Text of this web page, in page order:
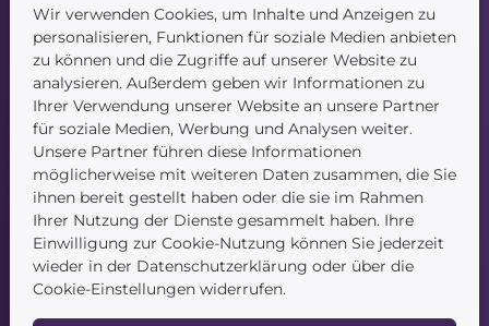
Navigation
Startseite
Blog
Kontakt
Service
Newsletter
Wir verwenden Cookies, um Inhalte und Anzeigen zu
personalisieren, Funktionen für soziale Medien anbieten
zu können und die Zugriffe auf unserer Website zu
analysieren. Außerdem geben wir Informationen zu
Ihrer Verwendung unserer Website an unsere Partner
für soziale Medien, Werbung und Analysen weiter.
Unsere Partner führen diese Informationen
möglicherweise mit weiteren Daten zusammen, die Sie
ihnen bereit gestellt haben oder die sie im Rahmen
Ihrer Nutzung der Dienste gesammelt haben. Ihre
Einwilligung zur Cookie-Nutzung können Sie jederzeit
wieder in der Datenschutzerklärung oder über die
Cookie-Einstellungen widerrufen.